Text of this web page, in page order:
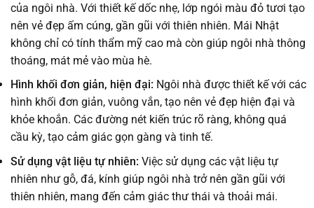
của ngôi nhà. Với thiết kế dốc nhẹ, lớp ngói màu đỏ tươi tạo
nên vẻ đẹp ấm cúng, gần gũi với thiên nhiên. Mái Nhật
không chỉ có tính thẩm mỹ cao mà còn giúp ngôi nhà thông
thoáng, mát mẻ vào mùa hè.
Hình khối đơn giản, hiện đại: Ngôi nhà được thiết kế với các
hình khối đơn giản, vuông vắn, tạo nên vẻ đẹp hiện đại và
khỏe khoắn. Các đường nét kiến trúc rõ ràng, không quá
cầu kỳ, tạo cảm giác gọn gàng và tinh tế.
Sử dụng vật liệu tự nhiên: Việc sử dụng các vật liệu tự
nhiên như gỗ, đá, kính giúp ngôi nhà trở nên gần gũi với
thiên nhiên, mang đến cảm giác thư thái và thoải mái.